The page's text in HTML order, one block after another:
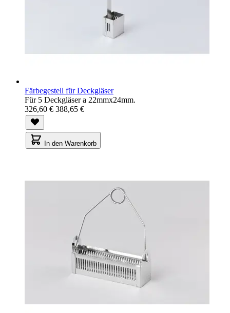
Färbegestell für Deckgläser
Für 5 Deckgläser a 22mmx24mm.
326,60 € 388,65 €
In den Warenkorb